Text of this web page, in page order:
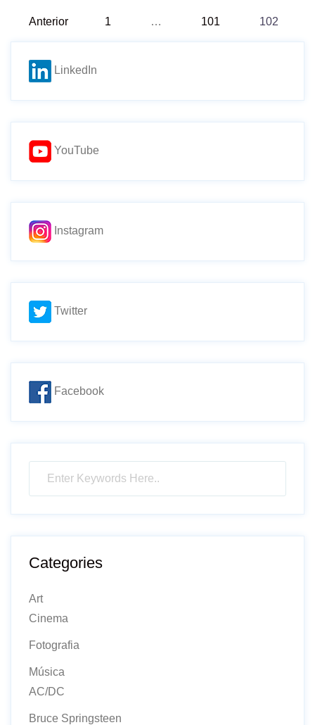
Paginació
de
les
entrades
Anterior 1 … 101 102
LinkedIn
YouTube
Instagram
Twitter
Facebook
Categories
Art
Cinema
Fotografia
Música
AC/DC
Bruce Springsteen